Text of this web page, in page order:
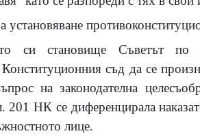
установяване
си становище Съветът по
съд да се
на законодателна
201 НК се диференцирала
лице.